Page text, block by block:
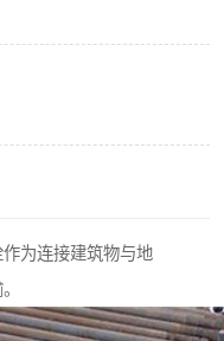
为连接建筑物与地